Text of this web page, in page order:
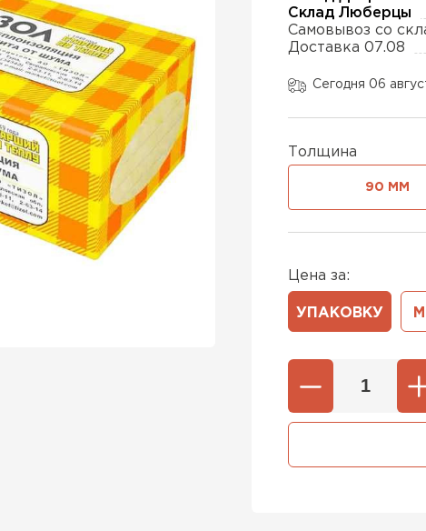
Склад Люберцы
Самовывоз со
Доставка 07.08
Сегодня 06
Толщина
90 ММ
Цена за:
УПАКОВКУ
Утеплитель
Утеплитель